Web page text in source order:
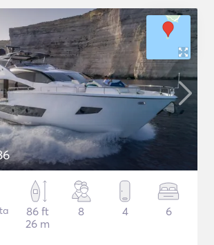
86 ft
26 m
8 4 6